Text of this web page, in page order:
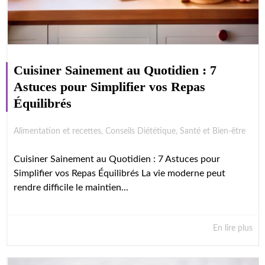
Cuisiner Sainement au Quotidien : 7
Astuces pour Simplifier vos Repas
Équilibrés
Alimentation et recettes, Conseils Diététique, Santé et Bien-être
Cuisiner Sainement au Quotidien : 7 Astuces pour
Simplifier vos Repas Équilibrés La vie moderne peut
rendre difficile le maintien...
En lire plus